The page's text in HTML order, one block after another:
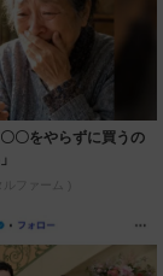
〇をやらずに買うの
ファーム )